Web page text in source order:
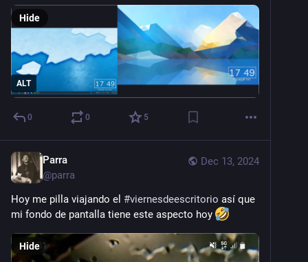
ALT
Hide
0 0 5
Dec 13, 2024
Parra
@parra
Hoy me pilla viajando el #viernesdeescritorio así que
mi fondo de pantalla tiene este aspecto hoy
Hide